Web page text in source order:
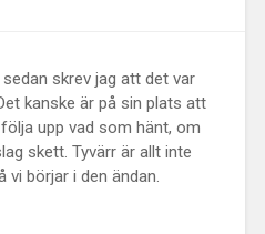
skrev jag att det var
kanske är på sin plats att
upp vad som hänt, om
skett. Tyvärr är allt inte
vi börjar i den ändan.